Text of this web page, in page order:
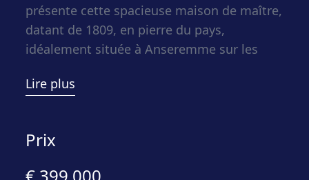
présente cette spacieuse maison de maître,
datant de 1809, en pierre du pays,
idéalement située à Anseremme sur les
Dès les premiers instants, le charme opère.
histoire faite d’authenticité et de caractère.
Lire plus
Prix
€ 399.000